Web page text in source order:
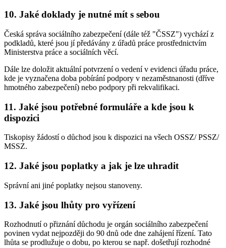
10. Jaké doklady je nutné mít s sebou
Česká správa sociálního zabezpečení (dále též "ČSSZ") vychází z
podkladů, které jsou jí předávány z úřadů práce prostřednictvím
Ministerstva práce a sociálních věcí.
Dále lze doložit aktuální potvrzení o vedení v evidenci úřadu práce,
kde je vyznačena doba pobírání podpory v nezaměstnanosti (dříve
hmotného zabezpečení) nebo podpory při rekvalifikaci.
11. Jaké jsou potřebné formuláře a kde jsou k
dispozici
Tiskopisy žádostí o důchod jsou k dispozici na všech OSSZ/ PSSZ/
MSSZ.
12. Jaké jsou poplatky a jak je lze uhradit
Správní ani jiné poplatky nejsou stanoveny.
13. Jaké jsou lhůty pro vyřízení
Rozhodnutí o přiznání důchodu je orgán sociálního zabezpečení
povinen vydat nejpozději do 90 dnů ode dne zahájení řízení. Tato
lhůta se prodlužuje o dobu, po kterou se např. došetřují rozhodné